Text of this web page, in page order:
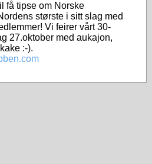
få tipse om Norske
største i sitt slag med
Vi feirer vårt 30-
27.oktober med aukajon,
og kake :-).